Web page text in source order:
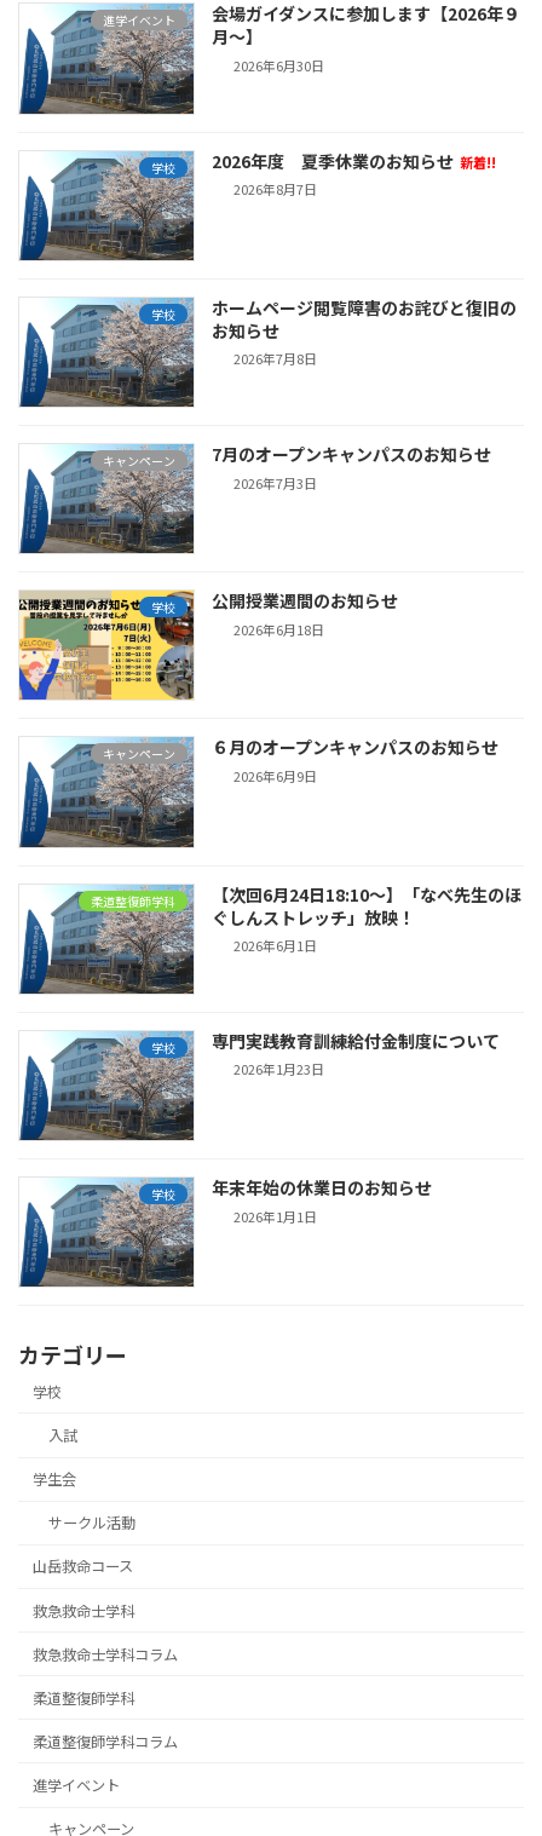
進学イベント
会場ガイダンスに参加します【2026年９
月～】
2026年6月30日
学校 2026年度 夏季休業のお知らせ 新着!!
2026年8月7日
学校
ホームページ閲覧障害のお詫びと復旧の
お知らせ
2026年7月8日
キャンペーン 7月のオープンキャンパスのお知らせ
2026年7月3日
学校 公開授業週間のお知らせ
2026年6月18日
キャンペーン ６月のオープンキャンパスのお知らせ
2026年6月9日
柔道整復師学科
【次回6月24日18:10～】「なべ先生のほ
ぐしんストレッチ」放映！
2026年6月1日
学校 専門実践教育訓練給付金制度について
2026年1月23日
学校 年末年始の休業日のお知らせ
2026年1月1日
カテゴリー
学校
入試
学生会
サークル活動
山岳救命コース
救急救命士学科
救急救命士学科コラム
柔道整復師学科
柔道整復師学科コラム
進学イベント
キャンペーン